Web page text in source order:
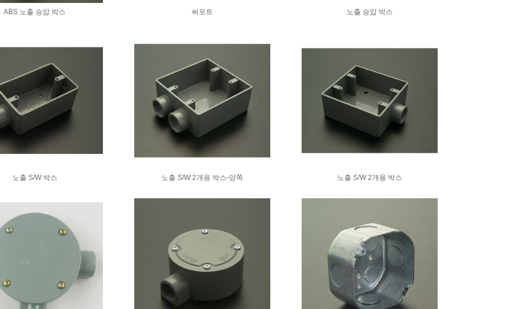
ABS 노출 승압 박스 써포트 노출 승압 박스
노출 S/W 박스 노출 S/W 2개용 박스-양쪽 노출 S/W 2개용 박스